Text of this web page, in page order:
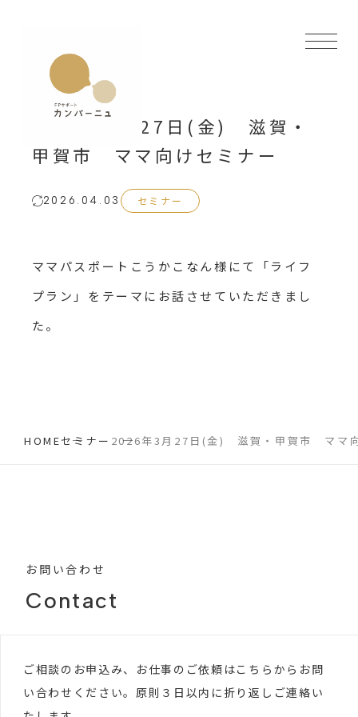
2026年3月27日(金) 滋賀・
甲賀市 ママ向けセミナー
2026.04.03 セミナー
ママパスポートこうかこなん様にて「ライフ
プラン」をテーマにお話させていただきまし
た。
HOMEセミナー 2026年3月27日(金) 滋賀・甲賀市 ママ
お問い合わせ
Contact
ご相談のお申込み、お仕事のご依頼はこちらからお問
い合わせください。原則３日以内に折り返しご連絡い